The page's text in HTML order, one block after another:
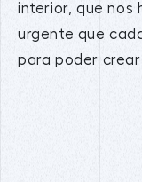
interior, que nos
urgente que
para poder